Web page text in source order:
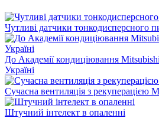
Чутливі датчики тонкодисперсного
До Академії кондиціювання
Україні
Сучасна вентиляція з рекуперацією
Штучний інтелект в опаленні